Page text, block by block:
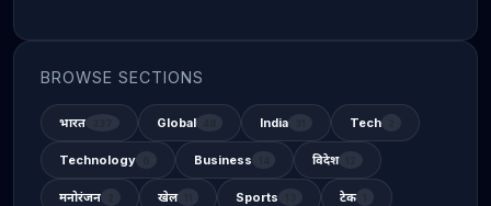
BROWSE SECTIONS
भारत Global India Tech
Technology Business विदेश
मनोरंजन खेल Sports टेक